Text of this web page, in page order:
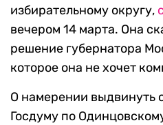
избирательному округу,
вечером 14 марта. Она
решение губернатора
которое она не хочет
О намерении выдвинуть
Госдуму по